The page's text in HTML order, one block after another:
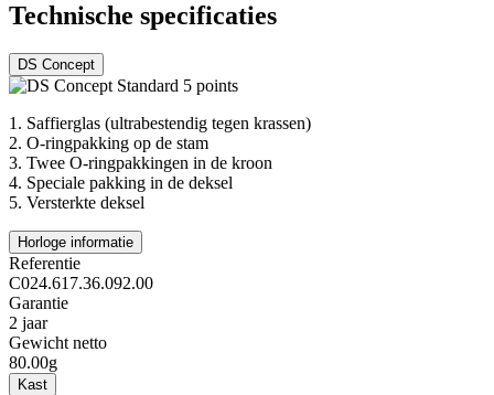
Technische specificaties
DS Concept
1. Saffierglas (ultrabestendig tegen krassen)
2. O-ringpakking op de stam
3. Twee O-ringpakkingen in de kroon
4. Speciale pakking in de deksel
5. Versterkte deksel
Horloge informatie
Referentie
C024.617.36.092.00
Garantie
2 jaar
Gewicht netto
80.00g
Kast